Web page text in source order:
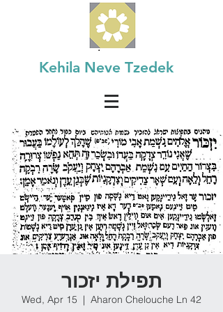
Kehila Neve Tzedek
תפילת יזכור
Wed, Apr 15
  |
Aharon Chelouche Ln 42